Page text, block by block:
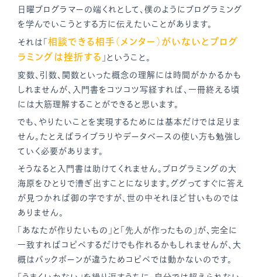
日曜プログラマーの端くれとして、僕のようにプログラミング
を学んでいこうとする方に伝えたいことがあります。
それは「 相談できる相手（メンター）がいないとプログ
ラミングは挫折する 」ということ。
変数、引数、関数といった概念の理解には時間がかかるかも
しれませんが、入門書をコツコツ写経すれば、一冊終える頃
には大筋理解することができると思います。
でも、やりたいことを実現するためには基本だけでは足りま
せん。たとえばライブラリやデータベースの使い方も勉強し
ていく必要があります。
そうなると入門書は助けてくれません。プログラミングの大
海原をひとりで漕ぎ出すことになります。ググってすぐに答え
が見つかれば御の字ですが、世の中それほど甘いものでは
ありません。
「あなたが作りたいもの」と「先人が作ったもの」が、完全に
一致すればコピペするだけでも作れるかもしれませんが、大
概はバックボーンが違うためコピペでは動かないのです。